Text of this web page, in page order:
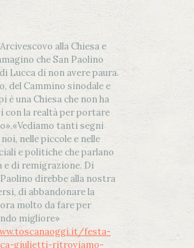
alla Chiesa e
che San Paolino
Lucca di non avere paura.
del Cammino sinodale e
è una Chiesa che non ha
con la realtà per portare
.«Vediamo tanti segni
nelle piccole e nelle
e politiche che parlano
e di remigrazione. Di
direbbe alla nostra
di abbandonare la
molto da fare per
migliore»
festa-
giulietti-ritroviamo-